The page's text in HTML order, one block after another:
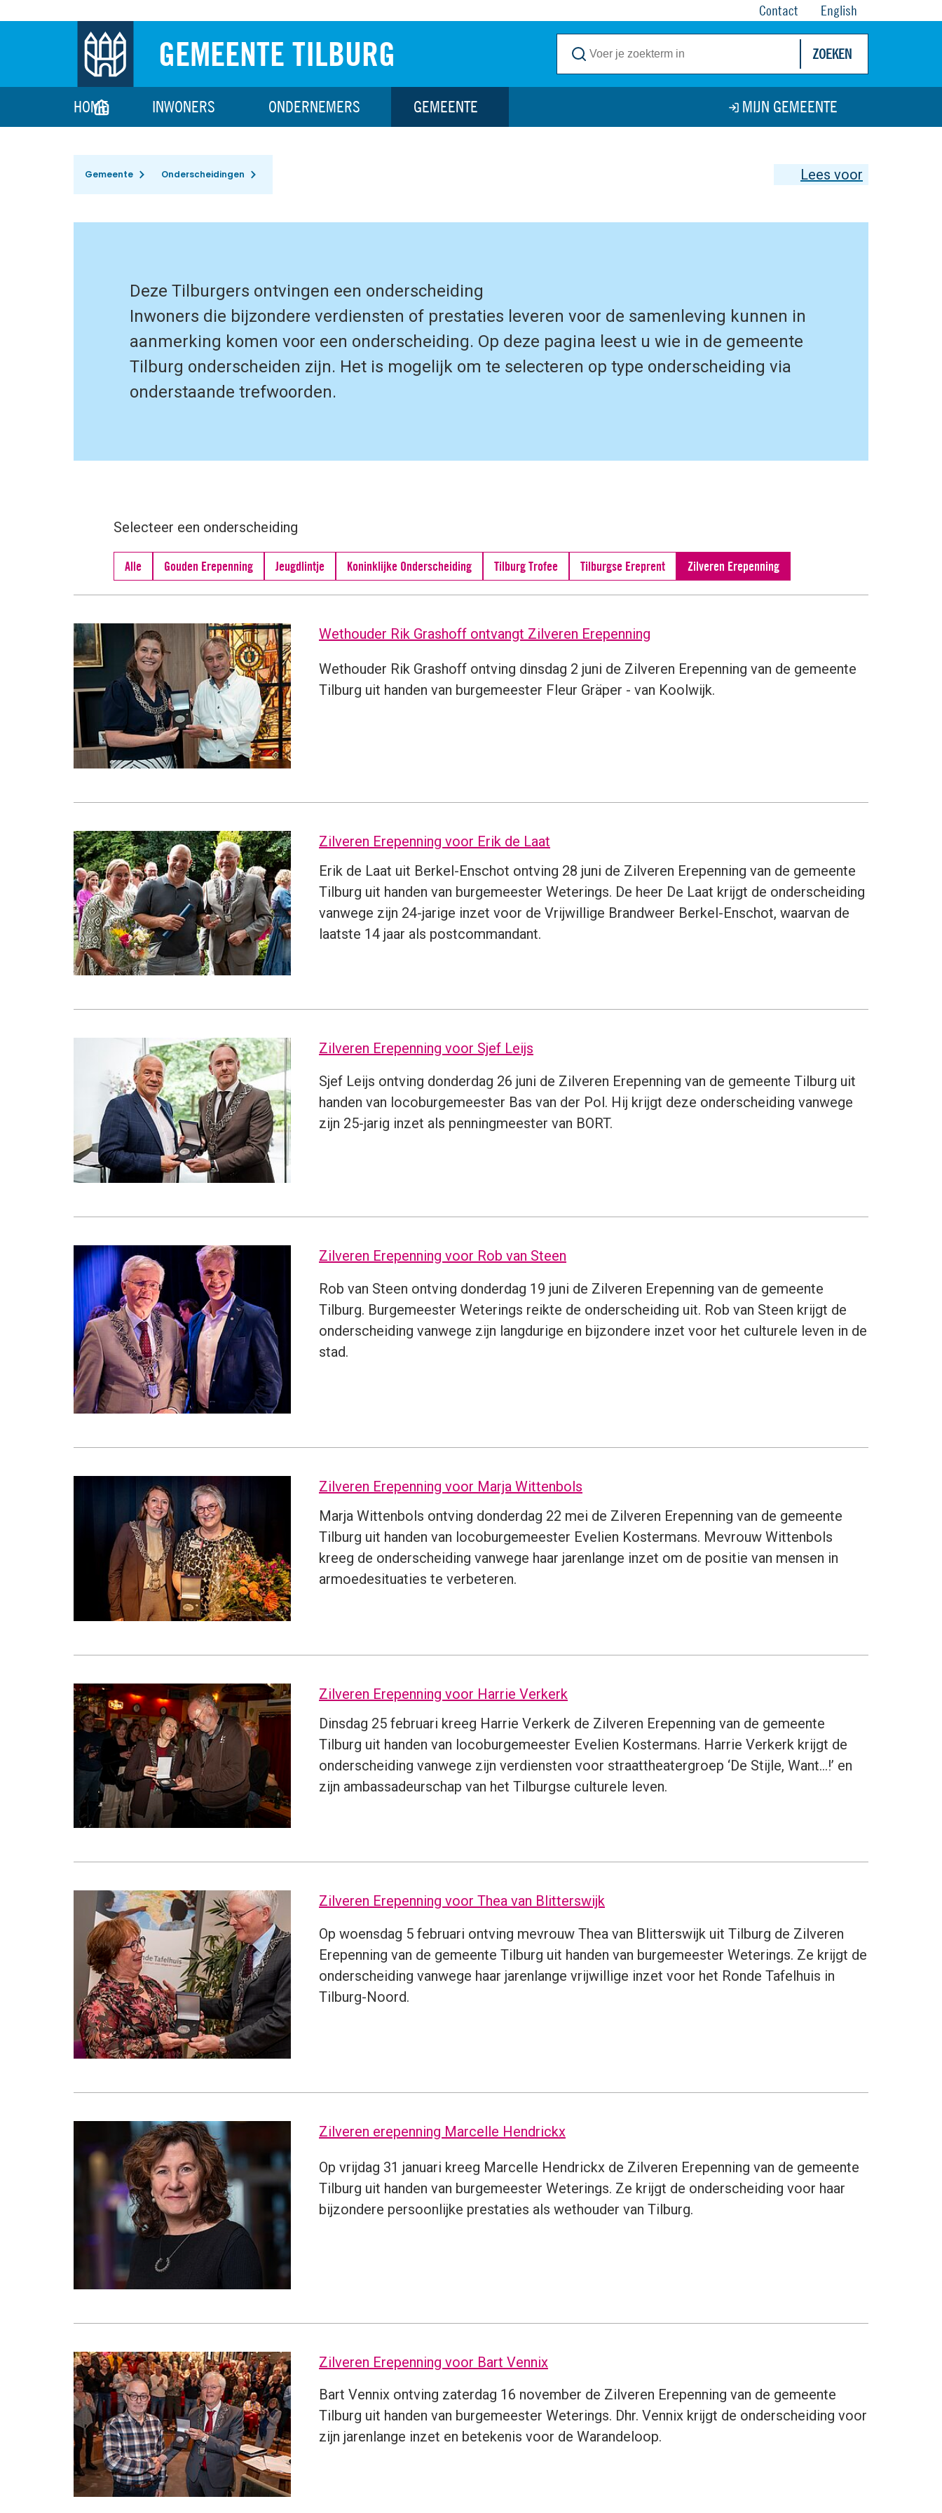
GEMEENTE TILBURG ZOEKEN
HOME INWONERS ONDERNEMERS GEMEENTE MIJN GEMEENTE
Contact English
Gemeente Onderscheidingen Lees voor
Deze Tilburgers ontvingen een onderscheiding
Inwoners die bijzondere verdiensten of prestaties leveren voor de samenleving kunnen in
aanmerking komen voor een onderscheiding. Op deze pagina leest u wie in de gemeente
Tilburg onderscheiden zijn. Het is mogelijk om te selecteren op type onderscheiding via
onderstaande trefwoorden.
Selecteer een onderscheiding
Alle Gouden Erepenning Jeugdlintje Koninklijke Onderscheiding Tilburg Trofee Tilburgse Ereprent Zilveren Erepenning
Wethouder Rik Grashoff ontvangt Zilveren Erepenning
Wethouder Rik Grashoff ontving dinsdag 2 juni de Zilveren Erepenning van de gemeente
Tilburg uit handen van burgemeester Fleur Gräper - van Koolwijk.
Zilveren Erepenning voor Erik de Laat
Erik de Laat uit Berkel-Enschot ontving 28 juni de Zilveren Erepenning van de gemeente
Tilburg uit handen van burgemeester Weterings. De heer De Laat krijgt de onderscheiding
vanwege zijn 24-jarige inzet voor de Vrijwillige Brandweer Berkel-Enschot, waarvan de
laatste 14 jaar als postcommandant.
Zilveren Erepenning voor Sjef Leijs
Sjef Leijs ontving donderdag 26 juni de Zilveren Erepenning van de gemeente Tilburg uit
handen van locoburgemeester Bas van der Pol. Hij krijgt deze onderscheiding vanwege
zijn 25-jarig inzet als penningmeester van BORT.
Zilveren Erepenning voor Rob van Steen
Rob van Steen ontving donderdag 19 juni de Zilveren Erepenning van de gemeente
Tilburg. Burgemeester Weterings reikte de onderscheiding uit. Rob van Steen krijgt de
onderscheiding vanwege zijn langdurige en bijzondere inzet voor het culturele leven in de
stad.
Zilveren Erepenning voor Marja Wittenbols
Marja Wittenbols ontving donderdag 22 mei de Zilveren Erepenning van de gemeente
Tilburg uit handen van locoburgemeester Evelien Kostermans. Mevrouw Wittenbols
kreeg de onderscheiding vanwege haar jarenlange inzet om de positie van mensen in
armoedesituaties te verbeteren.
Zilveren Erepenning voor Harrie Verkerk
Dinsdag 25 februari kreeg Harrie Verkerk de Zilveren Erepenning van de gemeente
Tilburg uit handen van locoburgemeester Evelien Kostermans. Harrie Verkerk krijgt de
onderscheiding vanwege zijn verdiensten voor straattheatergroep ‘De Stijle, Want…!’ en
zijn ambassadeurschap van het Tilburgse culturele leven.
Zilveren Erepenning voor Thea van Blitterswijk
Op woensdag 5 februari ontving mevrouw Thea van Blitterswijk uit Tilburg de Zilveren
Erepenning van de gemeente Tilburg uit handen van burgemeester Weterings. Ze krijgt de
onderscheiding vanwege haar jarenlange vrijwillige inzet voor het Ronde Tafelhuis in
Tilburg-Noord.
Zilveren erepenning Marcelle Hendrickx
Op vrijdag 31 januari kreeg Marcelle Hendrickx de Zilveren Erepenning van de gemeente
Tilburg uit handen van burgemeester Weterings. Ze krijgt de onderscheiding voor haar
bijzondere persoonlijke prestaties als wethouder van Tilburg.
Zilveren Erepenning voor Bart Vennix
Bart Vennix ontving zaterdag 16 november de Zilveren Erepenning van de gemeente
Tilburg uit handen van burgemeester Weterings. Dhr. Vennix krijgt de onderscheiding voor
zijn jarenlange inzet en betekenis voor de Warandeloop.